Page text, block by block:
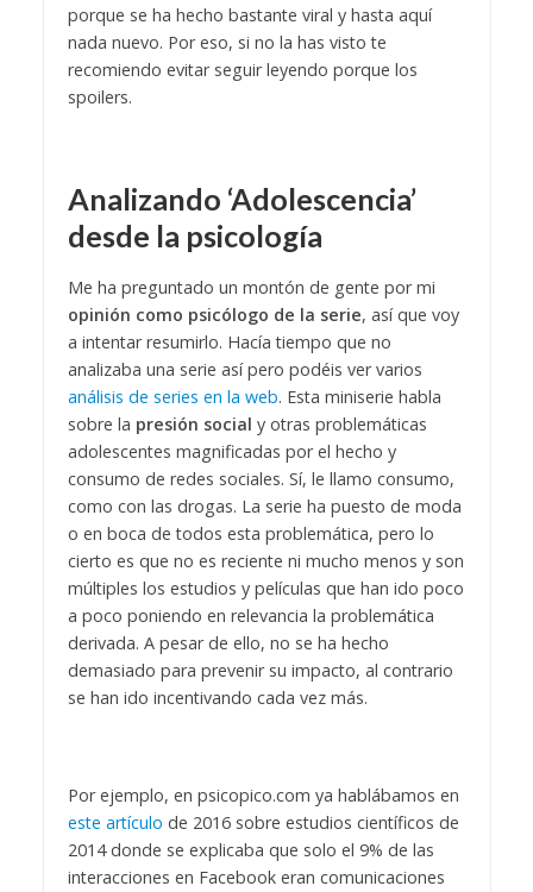
porque se ha hecho bastante viral y hasta aquí
nada nuevo. Por eso, si no la has visto te
recomiendo evitar seguir leyendo porque los
spoilers.
Analizando ‘Adolescencia’
desde la psicología
Me ha preguntado un montón de gente por mi
opinión como psicólogo de la serie, así que voy
a intentar resumirlo. Hacía tiempo que no
analizaba una serie así pero podéis ver varios
análisis de series en la web. Esta miniserie habla
sobre la presión social y otras problemáticas
adolescentes magnificadas por el hecho y
consumo de redes sociales. Sí, le llamo consumo,
como con las drogas. La serie ha puesto de moda
o en boca de todos esta problemática, pero lo
cierto es que no es reciente ni mucho menos y son
múltiples los estudios y películas que han ido poco
a poco poniendo en relevancia la problemática
derivada. A pesar de ello, no se ha hecho
demasiado para prevenir su impacto, al contrario
se han ido incentivando cada vez más.
Por ejemplo, en psicopico.com ya hablábamos en
este artículo de 2016 sobre estudios científicos de
2014 donde se explicaba que solo el 9% de las
interacciones en Facebook eran comunicaciones